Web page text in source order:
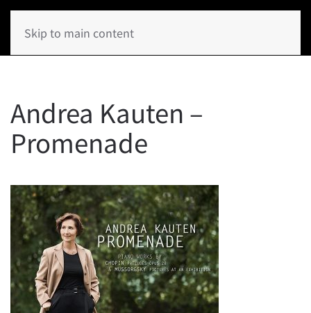
Skip to main content
Andrea Kauten –
Promenade